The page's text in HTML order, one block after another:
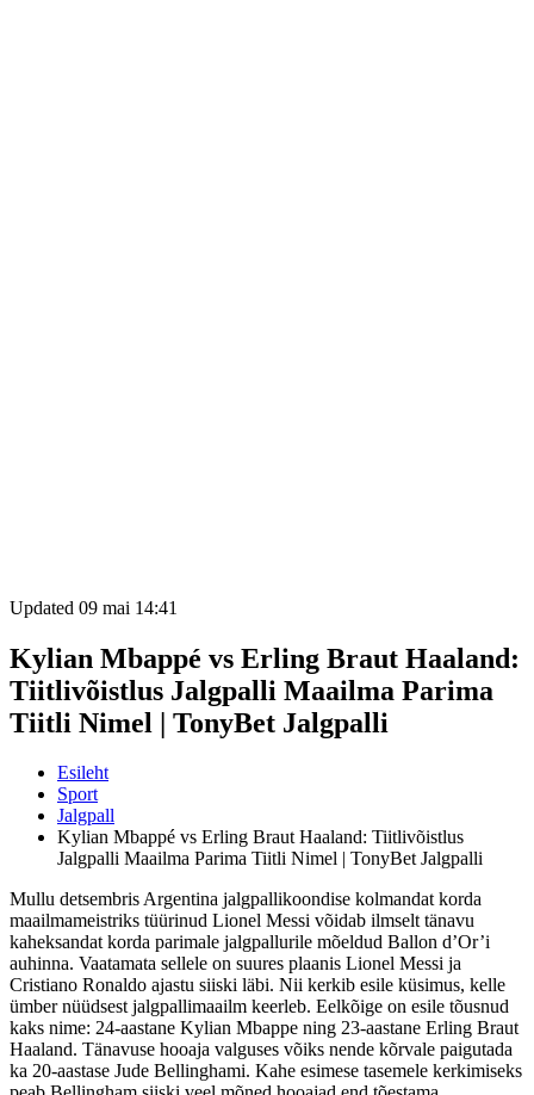
Updated 09 mai 14:41
Kylian Mbappé vs Erling Braut Haaland:
Tiitlivõistlus Jalgpalli Maailma Parima
Tiitli Nimel | TonyBet Jalgpalli
Esileht
Sport
Jalgpall
Kylian Mbappé vs Erling Braut Haaland: Tiitlivõistlus
Jalgpalli Maailma Parima Tiitli Nimel | TonyBet Jalgpalli
Mullu detsembris Argentina jalgpallikoondise kolmandat korda
maailmameistriks tüürinud Lionel Messi võidab ilmselt tänavu
kaheksandat korda parimale jalgpallurile mõeldud Ballon d’Or’i
auhinna. Vaatamata sellele on suures plaanis Lionel Messi ja
Cristiano Ronaldo ajastu siiski läbi. Nii kerkib esile küsimus, kelle
ümber nüüdsest jalgpallimaailm keerleb. Eelkõige on esile tõusnud
kaks nime: 24-aastane Kylian Mbappe ning 23-aastane Erling Braut
Haaland. Tänavuse hooaja valguses võiks nende kõrvale paigutada
ka 20-aastase Jude Bellinghami. Kahe esimese tasemele kerkimiseks